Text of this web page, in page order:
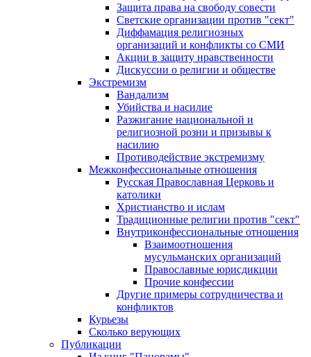
Защита права на свободу совести
Светские организации против "сект"
Диффамация религиозных
организаций и конфликты со СМИ
Акции в защиту нравственности
Дискуссии о религии и обществе
Экстремизм
Вандализм
Убийства и насилие
Разжигание национальной и
религиозной розни и призывы к
насилию
Противодействие экстремизму
Межконфессиональные отношения
Русская Православная Церковь и
католики
Христианство и ислам
Традиционные религии против "сект"
Внутриконфессиональные отношения
Взаимоотношения
мусульманских организаций
Православные юрисдикции
Прочие конфессии
Другие примеры сотрудничества и
конфликтов
Курьезы
Сколько верующих
Публикации